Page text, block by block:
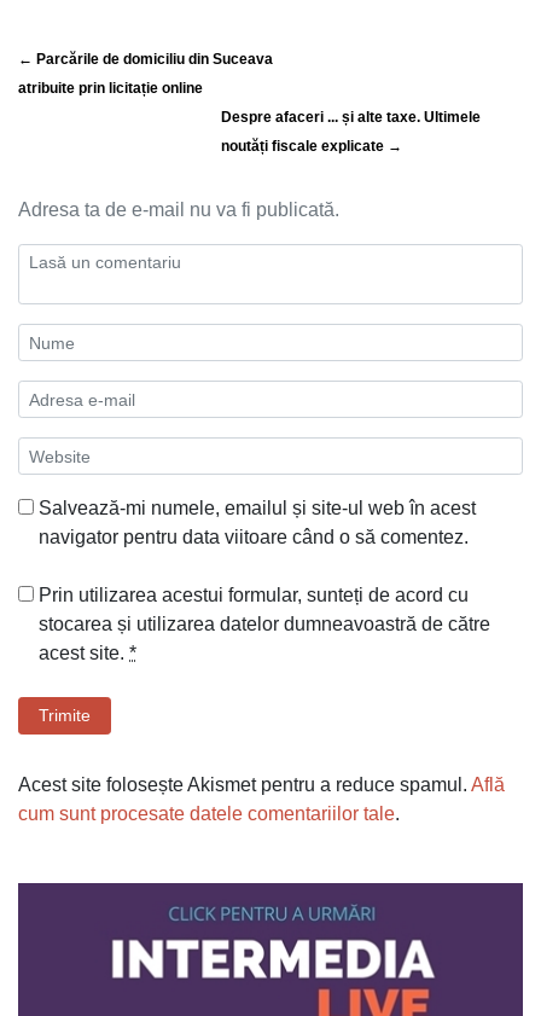
← Parcările de domiciliu din Suceava
atribuite prin licitație online
Despre afaceri ... și alte taxe. Ultimele
noutăți fiscale explicate →
Adresa ta de e-mail nu va fi publicată.
Salvează-mi numele, emailul și site-ul web în acest
navigator pentru data viitoare când o să comentez.
Prin utilizarea acestui formular, sunteți de acord cu
stocarea și utilizarea datelor dumneavoastră de către
acest site. *
Trimite
Acest site folosește Akismet pentru a reduce spamul. Află
cum sunt procesate datele comentariilor tale.